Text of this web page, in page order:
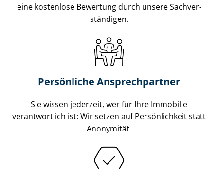
eine kostenlose Bewertung durch unsere Sach­ver­
stän­di­gen.
Persönliche Ansprechpartner
Sie wissen jederzeit, wer für Ihre Immobilie
verantwortlich ist: Wir setzen auf Persönlichkeit statt
Anonymität.